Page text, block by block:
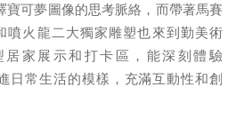
寶可夢圖像的思考脈絡，而帶著馬賽
噴火龍二大獨家雕塑也來到勤美術
家展示和打卡區，能深刻體驗
日常生活的模樣，充滿互動性和創